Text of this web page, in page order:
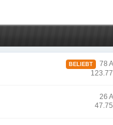
BELIEBT
78
26